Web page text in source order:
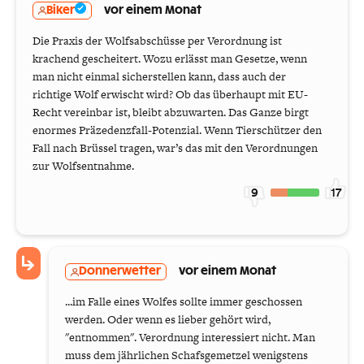
Biker vor einem Monat
Die Praxis der Wolfsabschüsse per Verordnung ist
krachend gescheitert. Wozu erlässt man Gesetze, wenn
man nicht einmal sicherstellen kann, dass auch der
richtige Wolf erwischt wird? Ob das überhaupt mit EU-
Recht vereinbar ist, bleibt abzuwarten. Das Ganze birgt
enormes Präzedenzfall-Potenzial. Wenn Tierschützer den
Fall nach Brüssel tragen, war’s das mit den Verordnungen
zur Wolfsentnahme.
9 17
Donnerwetter vor einem Monat
...im Falle eines Wolfes sollte immer geschossen
werden. Oder wenn es lieber gehört wird,
"entnommen". Verordnung interessiert nicht. Man
muss dem jährlichen Schafsgemetzel wenigstens